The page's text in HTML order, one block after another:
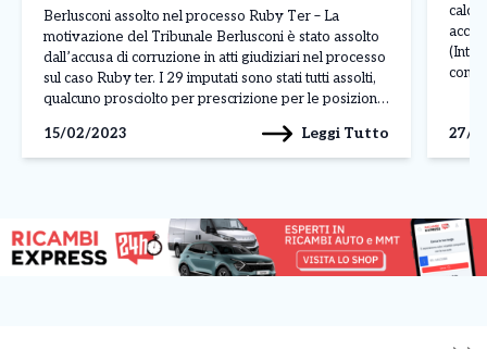
Berlusconi assolto nel processo Ruby Ter – La
motivazione del Tribunale Berlusconi è stato assolto
dall’accusa di corruzione in atti giudiziari nel processo
sul caso Ruby ter. I 29 imputati sono stati tutti assolti,
qualcuno prosciolto per prescrizione per le posizioni
non sussiste”, oltre a Berlusconi […]
15/02/2023 Leggi Tutto
con
27/